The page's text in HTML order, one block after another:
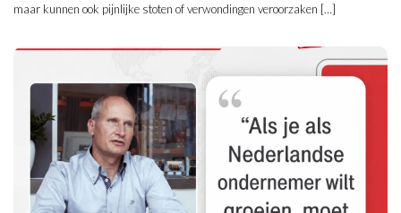
maar kunnen ook pijnlijke stoten of verwondingen veroorzaken […]